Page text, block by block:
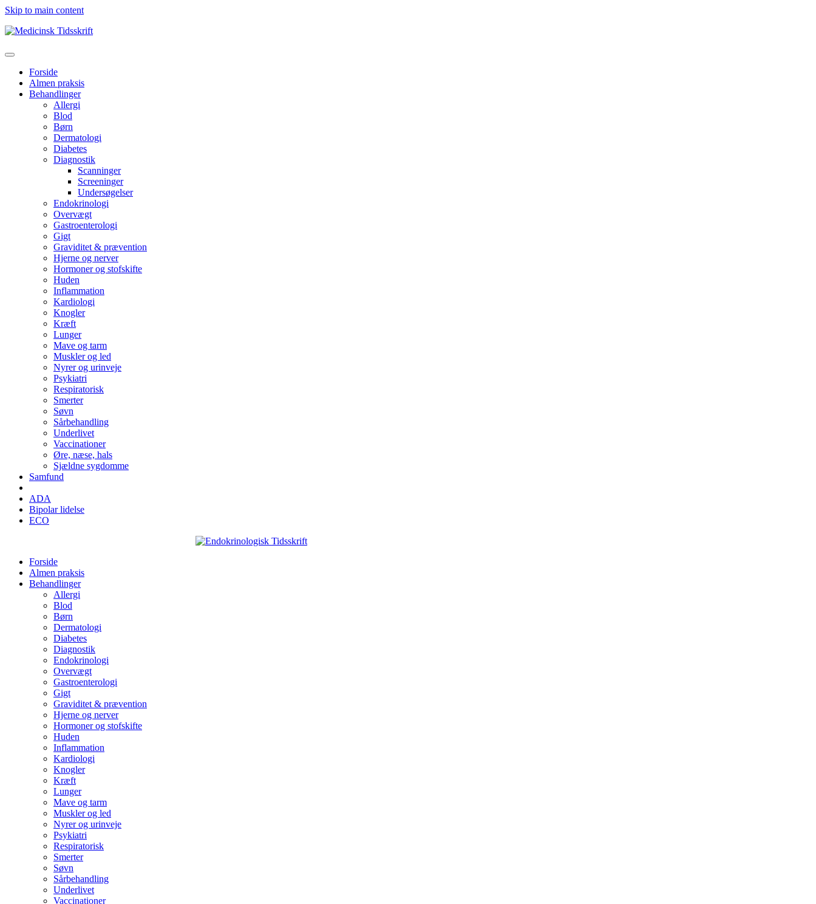
Skip to main content
Forside
Almen praksis
Behandlinger
Allergi
Blod
Børn
Dermatologi
Diabetes
Diagnostik
Scanninger
Screeninger
Undersøgelser
Endokrinologi
Overvægt
Gastroenterologi
Gigt
Graviditet & prævention
Hjerne og nerver
Hormoner og stofskifte
Huden
Inflammation
Kardiologi
Knogler
Kræft
Lunger
Mave og tarm
Muskler og led
Nyrer og urinveje
Psykiatri
Respiratorisk
Smerter
Søvn
Sårbehandling
Underlivet
Vaccinationer
Øre, næse, hals
Sjældne sygdomme
Samfund
ADA
Bipolar lidelse
ECO
Forside
Almen praksis
Behandlinger
Allergi
Blod
Børn
Dermatologi
Diabetes
Diagnostik
Endokrinologi
Overvægt
Gastroenterologi
Gigt
Graviditet & prævention
Hjerne og nerver
Hormoner og stofskifte
Huden
Inflammation
Kardiologi
Knogler
Kræft
Lunger
Mave og tarm
Muskler og led
Nyrer og urinveje
Psykiatri
Respiratorisk
Smerter
Søvn
Sårbehandling
Underlivet
Vaccinationer